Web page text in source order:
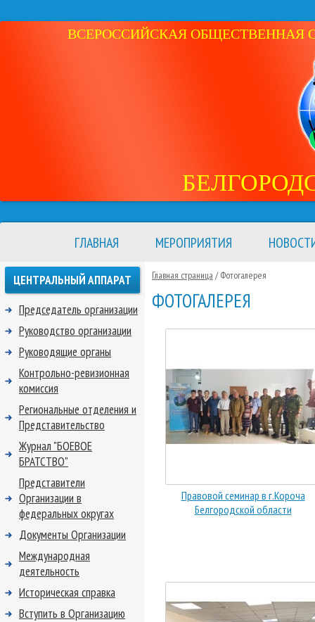
ВСЕРОССИЙСКАЯ ОБЩЕСТВЕННАЯ
ГЛАВНАЯ МЕРОПРИЯТИЯ
Главная страница / Фотогалерея
ФОТОГАЛЕРЕЯ
Правовой семинар в г.Короча
Белгородской области
ЦЕНТРАЛЬНЫЙ АППАРАТ
Председатель организации
Руководство организации
Руководящие органы
Контрольно-ревизионная
комиссия
Региональные отделения и
Представительство
Журнал "БОЕВОЕ
БРАТСТВО"
Представители
Организации в
федеральных округах
Документы Организации
Международная
деятельность
Историческая справка
Вступить в Организацию